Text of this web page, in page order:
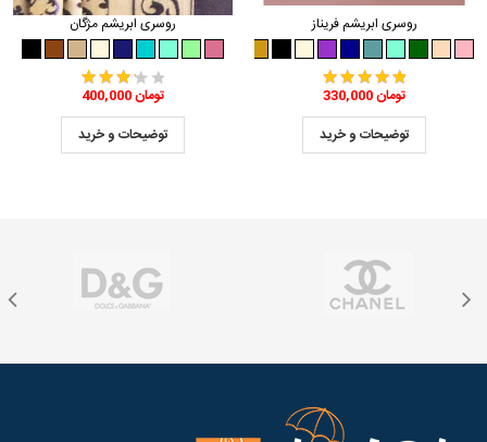
روسری ابریشم مژگان
400,000 تومان
توضیحات و خرید
روسری ابریشم فریناز
330,000 تومان
توضیحات و خرید